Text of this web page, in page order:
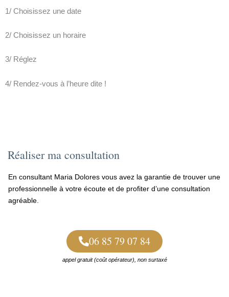
1/ Choisissez une date
2/ Choisissez un horaire
3/ Réglez
4/ Rendez-vous à l’heure dite !
Réaliser ma consultation
En consultant Maria Dolores vous avez la garantie de trouver une
professionnelle à votre écoute et de profiter d’une consultation
agréable.
06 85 79 07 84
appel gratuit (coût opérateur), non surtaxé